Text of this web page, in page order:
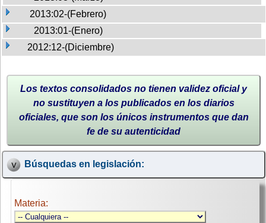
2013:02-(Febrero)
2013:01-(Enero)
2012:12-(Diciembre)
Los textos consolidados no tienen validez oficial y
no sustituyen a los publicados en los diarios
oficiales, que son los únicos instrumentos que dan
fe de su autenticidad
Búsquedas en legislación:
Materia: